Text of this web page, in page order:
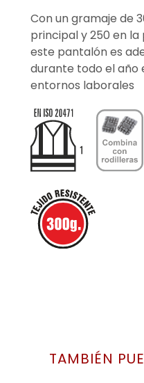
Con un gramaje de
principal y 250 en
este pantalón es
durante todo el año
entornos laborales
TAMBIÉN